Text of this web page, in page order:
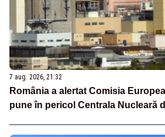
7 aug. 2026, 21:32
România a alertat Comisia
pune în pericol Centrala Nucleară